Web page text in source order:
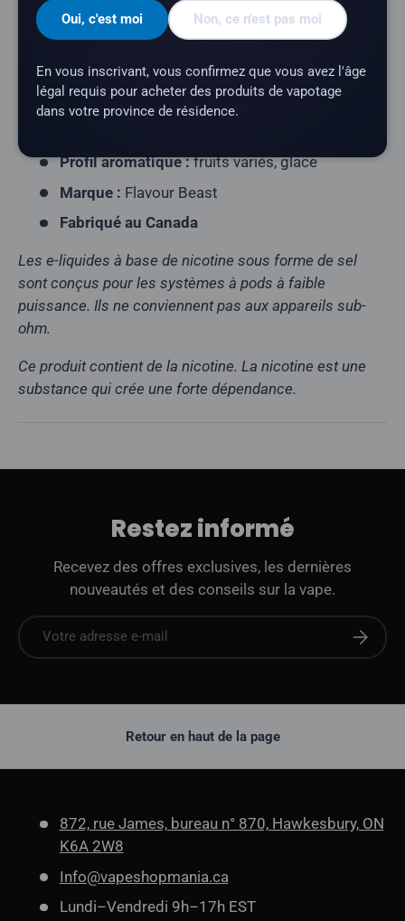
sous forme de sel
Contenance du flacon :30 ml
Teneur en nicotine :20 mg
Rapport VG/PG :40/60
Profil aromatique :fruits variés, glace
Marque : Flavour Beast
Fabriqué au Canada
Les e-liquides à base de nicotine sous forme de sel
sont conçus pour les systèmes à pods à faible
puissance. Ils ne conviennent pas aux appareils sub-
ohm.
Ce produit contient de la nicotine. La nicotine est une
substance qui crée une forte dépendance.
Restez informé
Recevez des offres exclusives, les dernières
nouveautés et des conseils sur la vape.
E-mail
Oui, c'est moi Non, ce n'est pas moi
En vous inscrivant, vous confirmez que vous avez l'âge
légal requis pour acheter des produits de vapotage
dans votre province de résidence.
Retour en haut de la page
872, rue James, bureau n° 870, Hawkesbury, ON
K6A 2W8
Info@vapeshopmania.ca
Lundi–Vendredi 9h–17h EST